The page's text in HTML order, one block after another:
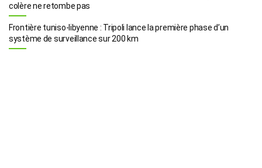
colère ne retombe pas
Frontière tuniso-libyenne : Tripoli lance la première phase d’un
système de surveillance sur 200 km